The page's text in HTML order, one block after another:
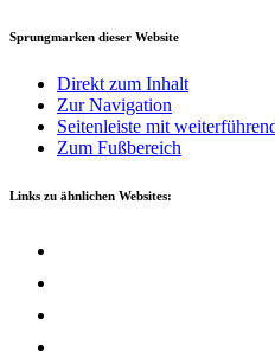
Sprungmarken dieser Website
Direkt zum Inhalt
Zur Navigation
Seitenleiste mit
Zum Fußbereich
Links zu ähnlichen Websites: